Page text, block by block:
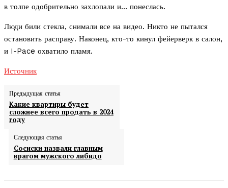
в толпе одобрительно захлопали и… понеслась.
Люди били стекла, снимали все на видео. Никто не пытался
остановить расправу. Наконец, кто-то кинул фейерверк в салон,
и I-Pace охватило пламя.
Источник
Предыдущая статья
Какие квартиры будет
сложнее всего продать в 2024
году
Следующая статья
Сосиски назвали главным
врагом мужского либидо